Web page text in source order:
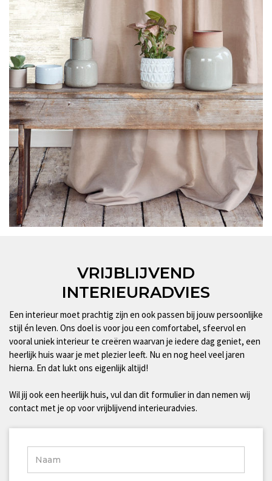
VRIJBLIJVEND
INTERIEURADVIES
Een interieur moet prachtig zijn en ook passen bij jouw persoonlijke
stijl én leven. Ons doel is voor jou een comfortabel, sfeervol en
vooral uniek interieur te creëren waarvan je iedere dag geniet, een
heerlijk huis waar je met plezier leeft. Nu en nog heel veel jaren
hierna. En dat lukt ons eigenlijk altijd!
Wil jij ook een heerlijk huis, vul dan dit formulier in dan nemen wij
contact met je op voor vrijblijvend interieuradvies.